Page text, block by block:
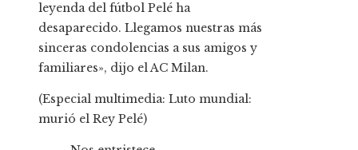
leyenda del fútbol Pelé ha
desaparecido. Llegamos nuestras más
sinceras condolencias a sus amigos y
familiares», dijo el AC Milan.
(Especial multimedia: Luto mundial:
murió el Rey Pelé)